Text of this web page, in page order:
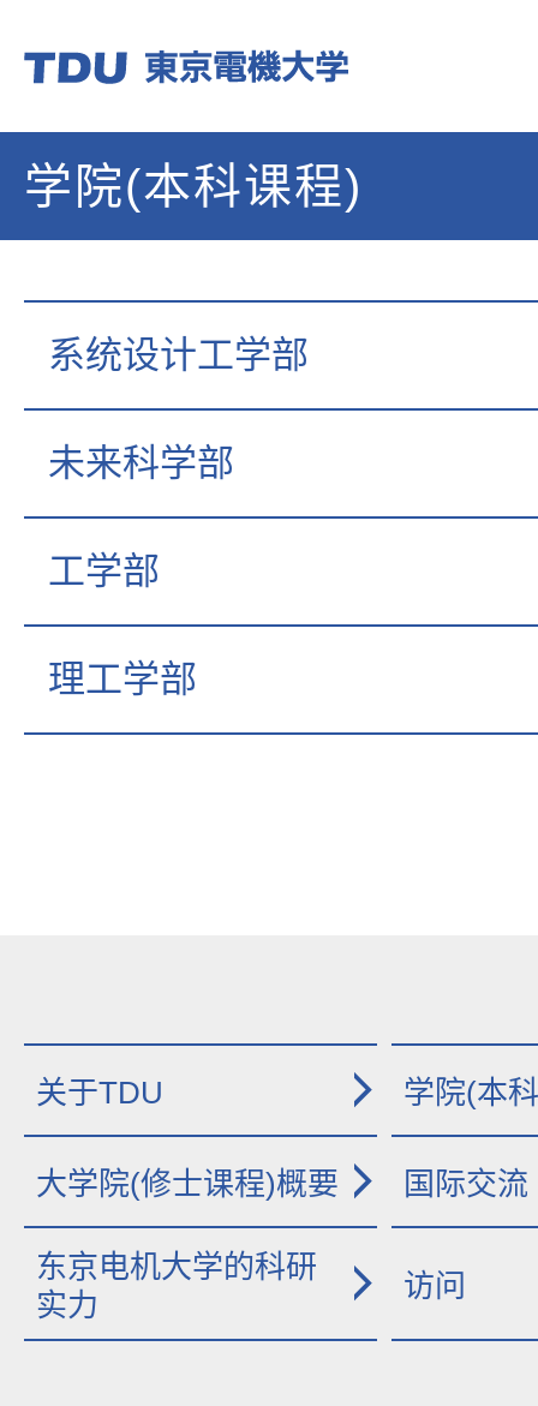
学院(本科课程)
系统设计工学部
未来科学部
工学部
理工学部
关于TDU 学院(本
大学院(修士课程)概要 国际交流
东京电机大学的科研
实力
访问